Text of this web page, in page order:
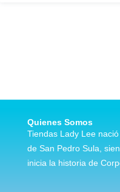
Quienes Somos
Tiendas Lady Lee
de San Pedro Sula,
inicia la historia de